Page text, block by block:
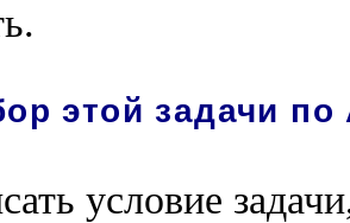
этой задачи
условие